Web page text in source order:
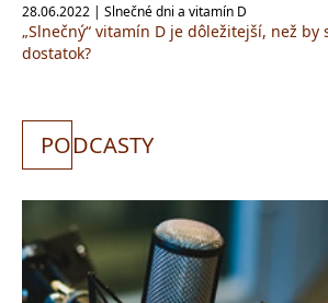
28.06.2022 | Slnečné dni a vitamín D
„Slnečný“ vitamín D je dôležitejší, než by
dostatok?
PODCASTY